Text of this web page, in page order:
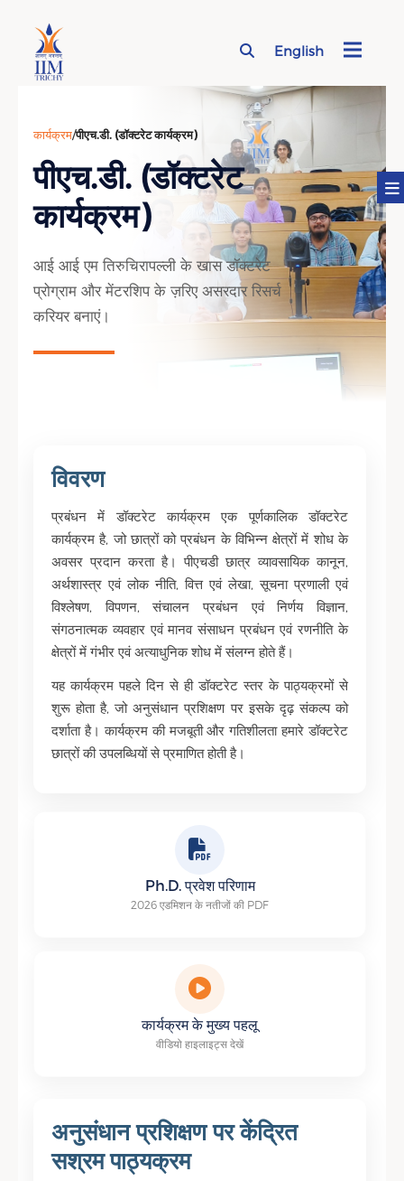
English
कार्यक्रम/पीएच.डी. (डॉक्टरेट कार्यक्रम)
पीएच.डी. (डॉक्टरेट
कार्यक्रम)
आई आई एम तिरुचिरापल्ली के खास डॉक्टरेट
प्रोग्राम और मेंटरशिप के ज़रिए असरदार रिसर्च
करियर बनाएं।
विवरण
प्रबंधन में डॉक्टरेट कार्यक्रम एक पूर्णकालिक डॉक्टरेट
कार्यक्रम है, जो छात्रों को प्रबंधन के विभिन्न क्षेत्रों में शोध के
अवसर प्रदान करता है। पीएचडी छात्र व्यावसायिक कानून,
अर्थशास्त्र एवं लोक नीति, वित्त एवं लेखा, सूचना प्रणाली एवं
विश्लेषण, विपणन, संचालन प्रबंधन एवं निर्णय विज्ञान,
संगठनात्मक व्यवहार एवं मानव संसाधन प्रबंधन एवं रणनीति के
क्षेत्रों में गंभीर एवं अत्याधुनिक शोध में संलग्न होते हैं।
यह कार्यक्रम पहले दिन से ही डॉक्टरेट स्तर के पाठ्यक्रमों से
शुरू होता है, जो अनुसंधान प्रशिक्षण पर इसके दृढ़ संकल्प को
दर्शाता है। कार्यक्रम की मजबूती और गतिशीलता हमारे डॉक्टरेट
छात्रों की उपलब्धियों से प्रमाणित होती है।
Ph.D. प्रवेश परिणाम
2026 एडमिशन के नतीजों की PDF
कार्यक्रम के मुख्य पहलू
वीडियो हाइलाइट्स देखें
अनुसंधान प्रशिक्षण पर केंद्रित
सश्रम पाठ्यक्रम